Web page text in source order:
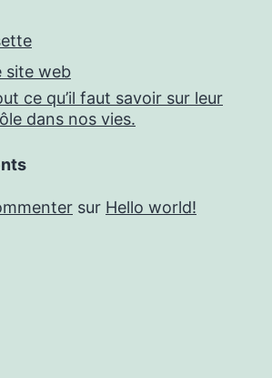
site web
ce qu’il faut savoir sur leur
dans nos vies.
sur Hello world!